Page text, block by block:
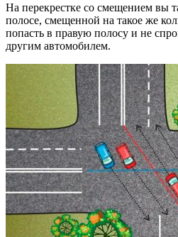
На перекрестке со смещением вы
полосе, смещенной на такое же
попасть в правую полосу и не
другим автомобилем.